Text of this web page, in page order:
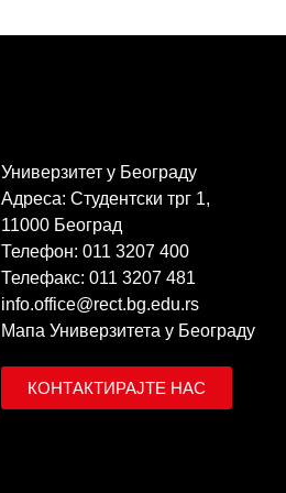
Универзитет у Београду
Адреса: Студентски трг 1,
11000 Београд
Телефон: 011 3207 400
Телефакс: 011 3207 481
info.office@rect.bg.edu.rs
Мапа Универзитета у Београду
КОНТАКТИРАЈТЕ НАС